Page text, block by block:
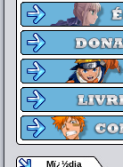
Mï¿½dia